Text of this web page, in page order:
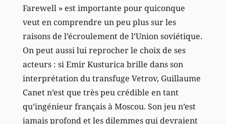
Farewell » est importante pour quiconque
veut en comprendre un peu plus sur les
raisons de l’écroulement de l’Union soviétique.
On peut aussi lui reprocher le choix de ses
acteurs : si Emir Kusturica brille dans son
interprétation du transfuge Vetrov, Guillaume
Canet n’est que très peu crédible en tant
qu’ingénieur français à Moscou. Son jeu n’est
jamais profond et les dilemmes qui devraient